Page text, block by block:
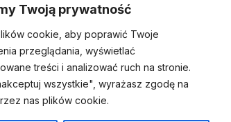
Twoją prywatność
cookie, aby poprawić Twoje
przeglądania, wyświetlać
treści i analizować ruch na stronie.
wszystkie", wyrażasz zgodę na
nas plików cookie.